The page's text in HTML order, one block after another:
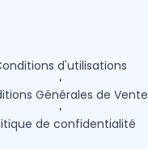
d'utilisations
Générales de Vente
de confidentialité